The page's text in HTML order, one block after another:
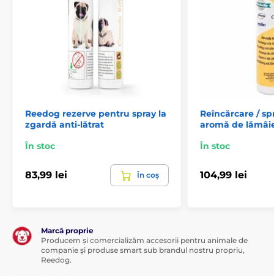
Reedog rezerve pentru spray la
zgardă anti-lătrat
În stoc
83,99 lei În coș
Reîncărcare /
aromă de
În stoc
104,99 lei
Marcă proprie
Producem și comercializăm accesorii pentru animale de
companie și produse smart sub brandul nostru propriu,
Reedog.